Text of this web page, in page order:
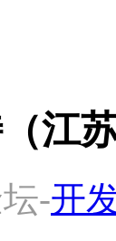
江
-开